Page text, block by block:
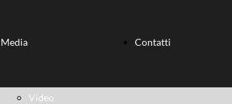
Media
Video
Contatti